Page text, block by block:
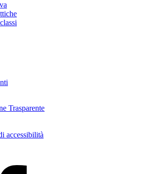
Trasparente
accessibilità